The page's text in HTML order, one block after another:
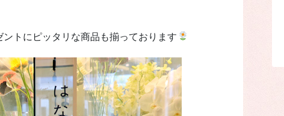
トにピッタリな商品も揃っております